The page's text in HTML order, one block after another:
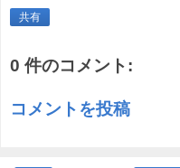
共有
0 件のコメント:
コメントを投稿